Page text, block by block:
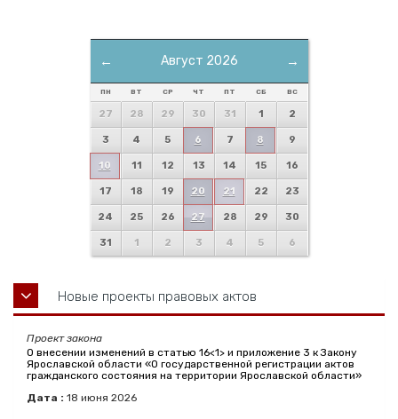
← →
Август 2026
ПН ВТ СР ЧТ ПТ СБ ВС
27 28 29 30 31 1 2
3 4 5 6 7 8 9
10 11 12 13 14 15 16
17 18 19 20 21 22 23
24 25 26 27 28 29 30
31 1 2 3 4 5 6
Новые проекты правовых актов
Проект закона
О внесении изменений в статью 16<1> и приложение 3 к Закону
Ярославской области «О государственной регистрации актов
гражданского состояния на территории Ярославской области»
Дата : 18 июня 2026